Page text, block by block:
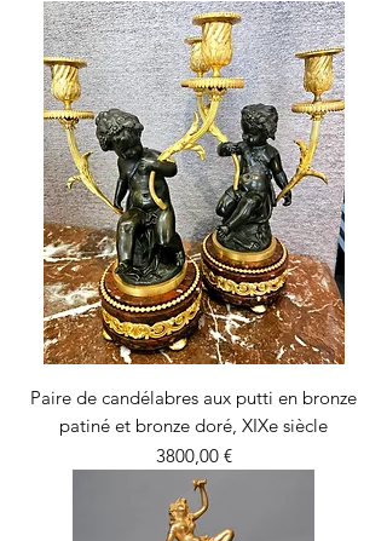
Paire de candélabres aux putti en bronze
patiné et bronze doré, XIXe siècle
Precio
3800,00 €